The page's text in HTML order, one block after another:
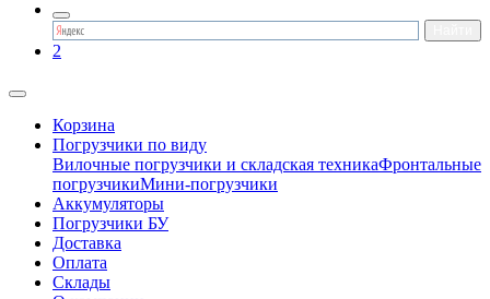
2
Корзина
Погрузчики по виду
Вилочные погрузчики и складская техникаФронтальные
погрузчикиМини-погрузчики
Аккумуляторы
Погрузчики БУ
Доставка
Оплата
Склады